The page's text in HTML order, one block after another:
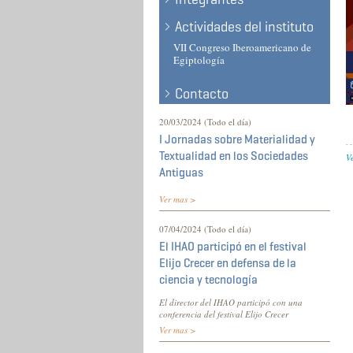
Actividades del instituto
VII Congreso Iberoamericano de
Egiptología
Contacto
20/03/2024 (Todo el día)
I Jornadas sobre Materialidad y
Textualidad en los Sociedades
Antiguas
Ver mas >
07/04/2024 (Todo el día)
El IHAO participó en el festival
Elijo Crecer en defensa de la
ciencia y tecnología
El director del IHAO participó con una
conferencia del festival Elijo Crecer
Ver mas >